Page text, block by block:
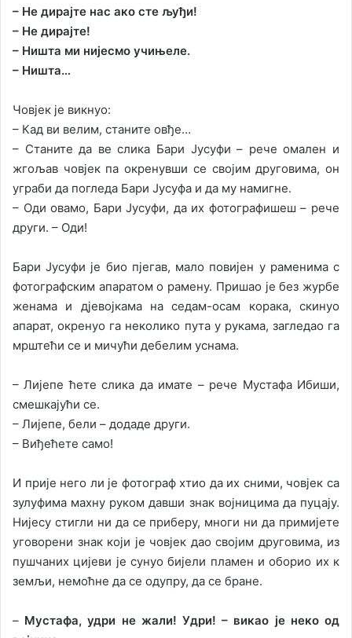
– Не дирајте нас ако сте љуђи!
– Не дирајте!
– Ништа ми нијесмо учињеле.
– Ништа…
Човјек је викнуо:
– Кад ви велим, станите овђе…
– Станите да ве слика Бари Јусуфи – рече омален и
жгољав човјек па окренувши се својим друговима, он
уграби да погледа Бари Јусуфа и да му намигне.
– Оди овамо, Бари Јусуфи, да их фотографишеш – рече
други. – Оди!
Бари Јусуфи је био пјегав, мало повијен у раменима с
фотографским апаратом о рамену. Пришао је без журбе
женама и дјевојкама на седам-осам корака, скинуо
апарат, окренуо га неколико пута у рукама, загледао га
мрштећи се и мичући дебелим уснама.
– Лијепе ћете слика да имате – рече Мустафа Ибиши,
смешкајући се.
– Лијепе, бели – додаде други.
– Виђећете само!
И прије него ли је фотограф хтио да их сними, човјек са
зулуфима махну руком давши знак војницима да пуцају.
Нијесу стигли ни да се приберу, многи ни да примијете
уговорени знак који је човјек дао својим друговима, из
пушчаних цијеви је сунуо бијели пламен и оборио их к
земљи, немоћне да се одупру, да се бране.
– Мустафа, удри не жали! Удри! – викао је неко од